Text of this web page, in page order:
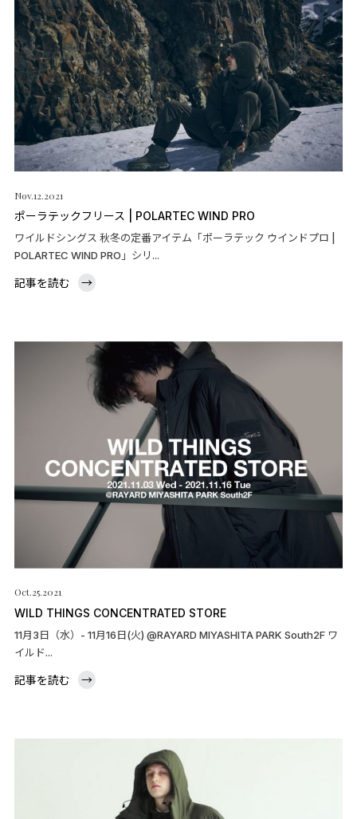
Nov.12.2021
ポーラテックフリース | POLARTEC WIND PRO
ワイルドシングス 秋冬の定番アイテム「ポーラテック ウインドプロ |
POLARTEC WIND PRO」シリ...
記事を読む →
Oct.25.2021
WILD THINGS CONCENTRATED STORE
11月3日（水）- 11月16日(火) @RAYARD MIYASHITA PARK South2F ワ
イルド...
記事を読む →